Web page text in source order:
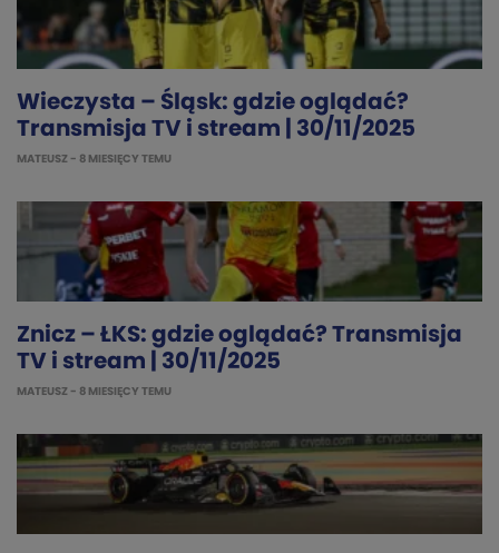
Wieczysta – Śląsk: gdzie oglądać?
Transmisja TV i stream | 30/11/2025
MATEUSZ - 8 MIESIĘCY TEMU
Znicz – ŁKS: gdzie oglądać? Transmisja
TV i stream | 30/11/2025
MATEUSZ - 8 MIESIĘCY TEMU